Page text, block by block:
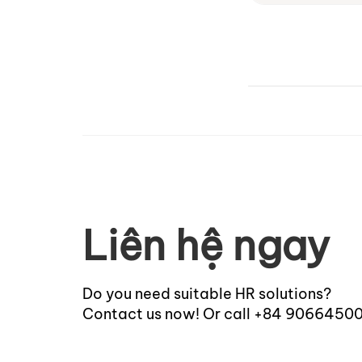
Liên hệ ngay
Do you need suitable HR solutions?
Contact us now! Or call +84